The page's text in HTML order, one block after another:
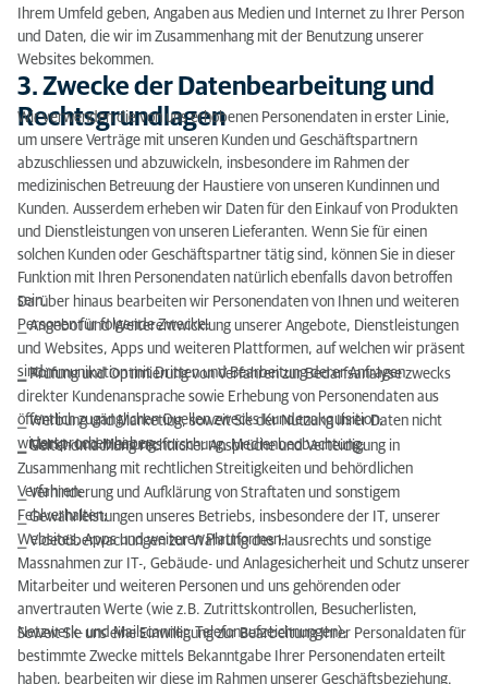
Ihrem Umfeld geben, Angaben aus Medien und Internet zu Ihrer Person
und Daten, die wir im Zusammenhang mit der Benutzung unserer
Websites bekommen.
3. Zwecke der Datenbearbeitung und
Rechtsgrundlagen
Wir verwenden die von uns erhobenen Personendaten in erster Linie,
um unsere Verträge mit unseren Kunden und Geschäftspartnern
abzuschliessen und abzuwickeln, insbesondere im Rahmen der
medizinischen Betreuung der Haustiere von unseren Kundinnen und
Kunden. Ausserdem erheben wir Daten für den Einkauf von Produkten
und Dienstleistungen von unseren Lieferanten. Wenn Sie für einen
solchen Kunden oder Geschäftspartner tätig sind, können Sie in dieser
Funktion mit Ihren Personendaten natürlich ebenfalls davon betroffen
sein.
Darüber hinaus bearbeiten wir Personendaten von Ihnen und weiteren
Personen für folgende Zwecke:
⎯ Angebot und Weiterentwicklung unserer Angebote, Dienstleistungen
und Websites, Apps und weiteren Plattformen, auf welchen wir präsent
sind;
⎯ Kommunikation mit Dritten und Bearbeitung derer Anfragen
⎯ Prüfung und Optimierung von Verfahren zur Bedarfsanalyse zwecks
direkter Kundenansprache sowie Erhebung von Personendaten aus
öffentlich zugänglichen Quellen zwecks Kundenakquisition;
⎯ Werbung und Marketing, soweit Sie der Nutzung Ihrer Daten nicht
widersprochen haben;
⎯ Markt- und Meinungsforschung, Medienbeobachtung;
⎯ Geltendmachung rechtlicher Ansprüche und Verteidigung in
Zusammenhang mit rechtlichen Streitigkeiten und behördlichen
Verfahren;
⎯ Verhinderung und Aufklärung von Straftaten und sonstigem
Fehlverhalten;
⎯ Gewährleistungen unseres Betriebs, insbesondere der IT, unserer
Websites, Apps und weiteren Plattformen;
⎯ Videoüberwachungen zur Wahrung des Hausrechts und sonstige
Massnahmen zur IT-, Gebäude- und Anlagesicherheit und Schutz unserer
Mitarbeiter und weiteren Personen und uns gehörenden oder
anvertrauten Werte (wie z.B. Zutrittskontrollen, Besucherlisten,
Netzwerk- und Mailscanner, Telefonaufzeichnungen);
Soweit Sie uns eine Einwilligung zur Bearbeitung Ihrer Personaldaten für
bestimmte Zwecke mittels Bekanntgabe Ihrer Personendaten erteilt
haben, bearbeiten wir diese im Rahmen unserer Geschäftsbeziehung.